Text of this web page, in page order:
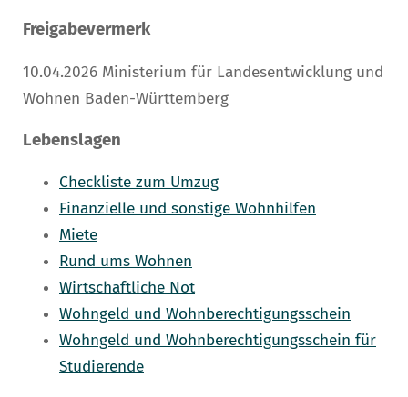
Freigabevermerk
10.04.2026 Ministerium für Landesentwicklung und
Wohnen Baden-Württemberg
Lebenslagen
Checkliste zum Umzug
Finanzielle und sonstige Wohnhilfen
Miete
Rund ums Wohnen
Wirtschaftliche Not
Wohngeld und Wohnberechtigungsschein
Wohngeld und Wohnberechtigungsschein für
Studierende